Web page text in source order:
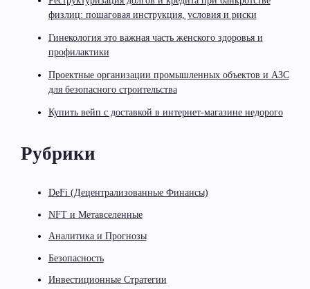
физлиц: пошаговая инструкция, условия и риски
Гинекология это важная часть женского здоровья и
профилактики
Проектные организации промышленных объектов и АЗС
для безопасного строительства
Купить вейп с доставкой в интернет-магазине недорого
Рубрики
DeFi (Децентрализованные Финансы)
NFT и Метавселенные
Аналитика и Прогнозы
Безопасность
Инвестиционные Стратегии